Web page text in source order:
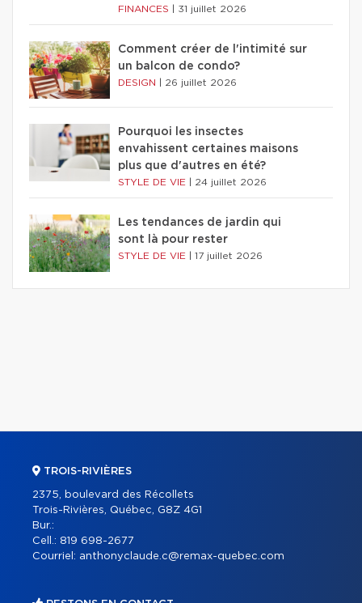
FINANCES 31 juillet 2026
Comment créer de l'intimité sur
un balcon de condo?
DESIGN 26 juillet 2026
Pourquoi les insectes
envahissent certaines maisons
plus que d'autres en été?
STYLE DE VIE 24 juillet 2026
Les tendances de jardin qui
sont là pour rester
STYLE DE VIE 17 juillet 2026
TROIS-RIVIÈRES
2375, boulevard des Récollets
Trois-Rivières, Québec, G8Z 4G1
Bur.:
Cell.: 819 698-2677
Courriel: anthonyclaude.c@remax-quebec.com